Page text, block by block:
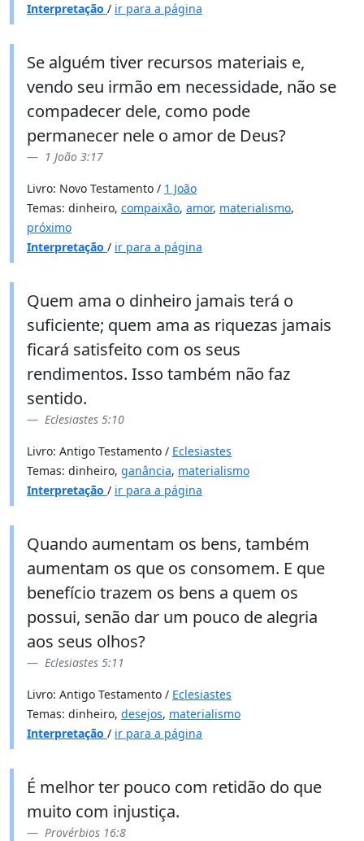
Interpretação / ir para a página
Se alguém tiver recursos materiais e,
vendo seu irmão em necessidade, não se
compadecer dele, como pode
permanecer nele o amor de Deus?
1 João 3:17
Livro: Novo Testamento / 1 João
Temas: dinheiro, compaixão, amor, materialismo,
próximo
Interpretação / ir para a página
Quem ama o dinheiro jamais terá o
suficiente; quem ama as riquezas jamais
ficará satisfeito com os seus
rendimentos. Isso também não faz
sentido.
Eclesiastes 5:10
Livro: Antigo Testamento / Eclesiastes
Temas: dinheiro, ganância, materialismo
Interpretação / ir para a página
Quando aumentam os bens, também
aumentam os que os consomem. E que
benefício trazem os bens a quem os
possui, senão dar um pouco de alegria
aos seus olhos?
Eclesiastes 5:11
Livro: Antigo Testamento / Eclesiastes
Temas: dinheiro, desejos, materialismo
Interpretação / ir para a página
É melhor ter pouco com retidão do que
muito com injustiça.
Provérbios 16:8